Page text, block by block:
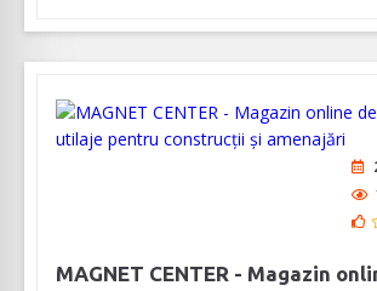
MAGNET CENTER - Magazin